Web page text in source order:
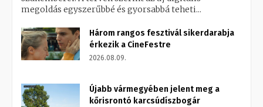
megoldás egyszerűbbé és gyorsabbá teheti...
Három rangos fesztivál sikerdarabja
érkezik a CineFestre
2026.08.09.
Újabb vármegyében jelent meg a
kőrisrontó karcsúdíszbogár